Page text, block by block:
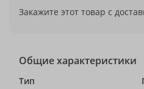
Закажите этот товар с
Общие характеристики
Тип